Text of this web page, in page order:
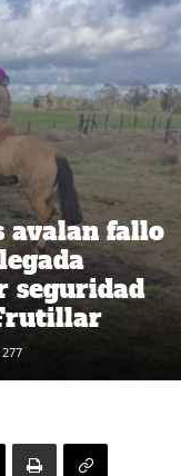
avalan fallo
seguridad
277